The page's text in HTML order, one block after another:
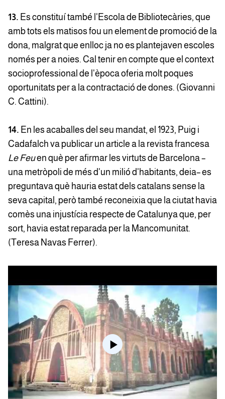
13. Es constituí també l'Escola de Bibliotecàries, que
amb tots els matisos fou un element de promoció de la
dona, malgrat que enlloc ja no es plantejaven escoles
només per a noies. Cal tenir en compte que el context
socioprofessional de l'època oferia molt poques
oportunitats per a la contractació de dones. (Giovanni
C. Cattini).
14. En les acaballes del seu mandat, el 1923, Puig i
Cadafalch va publicar un article a la revista francesa
Le Feuen què per afirmar les virtuts de Barcelona –
una metròpoli de més d'un milió d'habitants, deia– es
preguntava què hauria estat dels catalans sense la
seva capital, però també reconeixia que la ciutat havia
comès una injustícia respecte de Catalunya que, per
sort, havia estat reparada per la Mancomunitat.
(Teresa Navas Ferrer).